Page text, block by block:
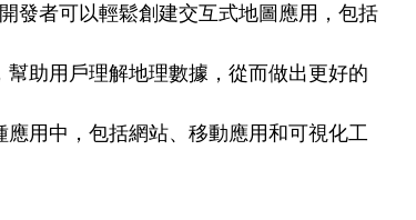
發者可以輕鬆創建交互式地圖應用，包括
助用戶理解地理數據，從而做出更好的
應用中，包括網站、移動應用和可視化工